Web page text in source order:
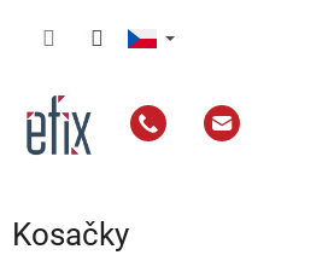
Kosačky